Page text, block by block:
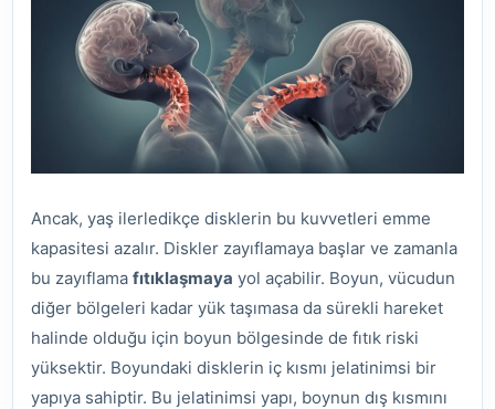
Ancak, yaş ilerledikçe disklerin bu kuvvetleri emme
kapasitesi azalır. Diskler zayıflamaya başlar ve zamanla
bu zayıflama fıtıklaşmaya yol açabilir. Boyun, vücudun
diğer bölgeleri kadar yük taşımasa da sürekli hareket
halinde olduğu için boyun bölgesinde de fıtık riski
yüksektir. Boyundaki disklerin iç kısmı jelatinimsi bir
yapıya sahiptir. Bu jelatinimsi yapı, boynun dış kısmını